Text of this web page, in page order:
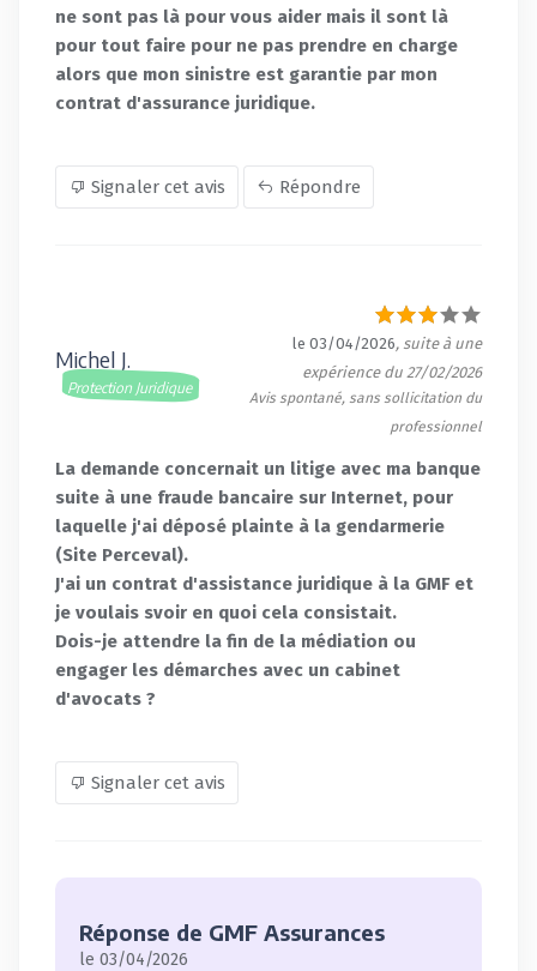
ne sont pas là pour vous aider mais il sont là
pour tout faire pour ne pas prendre en charge
alors que mon sinistre est garantie par mon
contrat d'assurance juridique.
Signaler cet avis Répondre
Michel J.
Protection Juridique
le 03/04/2026, suite à une
expérience du 27/02/2026
Avis spontané, sans sollicitation du
professionnel
La demande concernait un litige avec ma banque
suite à une fraude bancaire sur Internet, pour
laquelle j'ai déposé plainte à la gendarmerie
(Site Perceval).
J'ai un contrat d'assistance juridique à la GMF et
je voulais svoir en quoi cela consistait.
Dois-je attendre la fin de la médiation ou
engager les démarches avec un cabinet
d'avocats ?
Signaler cet avis
Réponse de GMF Assurances
le 03/04/2026